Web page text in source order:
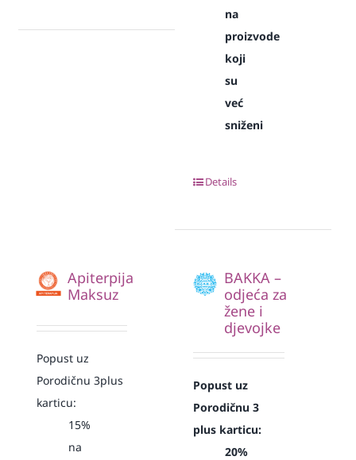
na
proizvode
koji
su
već
sniženi
Details
Apiterpija
Maksuz
Popust uz
Porodičnu 3plus
karticu:
15%
na
BAKKA –
odjeća za
žene i
djevojke
Popust uz
Porodičnu 3
plus karticu:
20%